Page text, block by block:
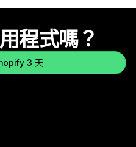
程式嗎？
3 天